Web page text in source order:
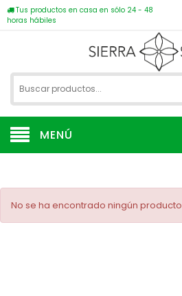
Tus productos en casa en sólo 24 - 48
horas hábiles
MENÚ
No se ha encontrado ningún producto